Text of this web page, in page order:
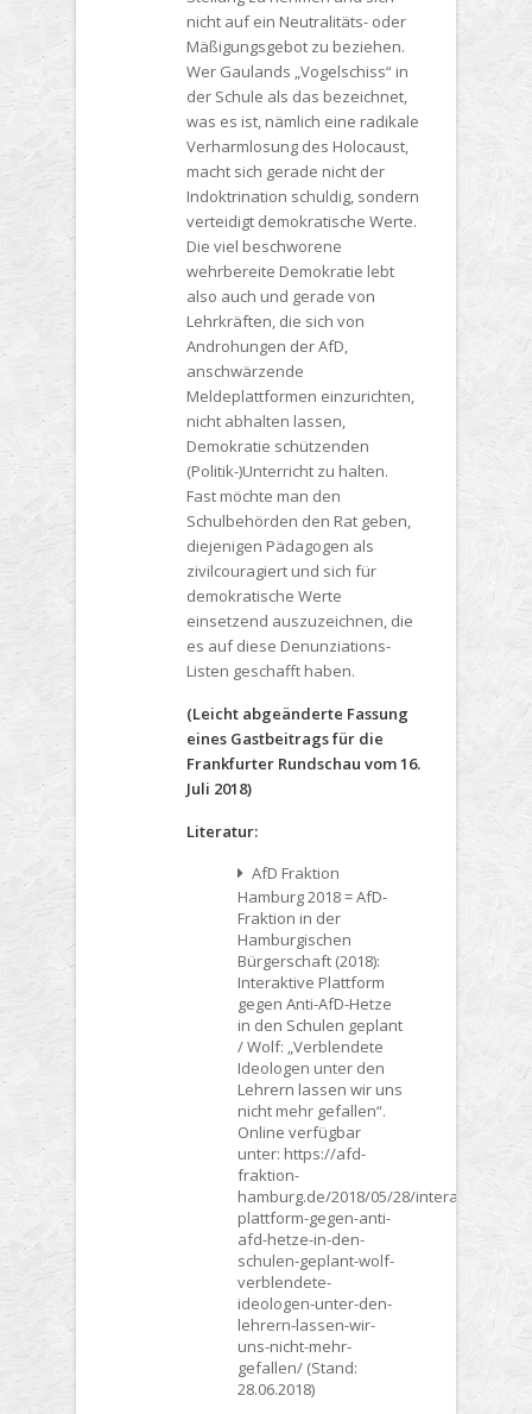
nicht auf ein Neutralitäts- oder
Mäßigungsgebot zu beziehen.
Wer Gaulands „Vogelschiss“ in
der Schule als das bezeichnet,
was es ist, nämlich eine radikale
Verharmlosung des Holocaust,
macht sich gerade nicht der
Indoktrination schuldig, sondern
verteidigt demokratische Werte.
Die viel beschworene
wehrbereite Demokratie lebt
also auch und gerade von
Lehrkräften, die sich von
Androhungen der AfD,
anschwärzende
Meldeplattformen einzurichten,
nicht abhalten lassen,
Demokratie schützenden
(Politik-)Unterricht zu halten.
Fast möchte man den
Schulbehörden den Rat geben,
diejenigen Pädagogen als
zivilcouragiert und sich für
demokratische Werte
einsetzend auszuzeichnen, die
es auf diese Denunziations-
Listen geschafft haben.
(Leicht abgeänderte Fassung
eines Gastbeitrags für die
Frankfurter Rundschau vom 16.
Juli 2018)
Literatur:
AfD Fraktion
Hamburg 2018 = AfD-
Fraktion in der
Hamburgischen
Bürgerschaft (2018):
Interaktive Plattform
gegen Anti-AfD-Hetze
in den Schulen geplant
/ Wolf: „Verblendete
Ideologen unter den
Lehrern lassen wir uns
nicht mehr gefallen“.
Online verfügbar
unter: https://afd-
fraktion-
hamburg.de/2018/05/28/interaktive-
plattform-gegen-anti-
afd-hetze-in-den-
schulen-geplant-wolf-
verblendete-
ideologen-unter-den-
lehrern-lassen-wir-
uns-nicht-mehr-
gefallen/ (Stand:
28.06.2018)